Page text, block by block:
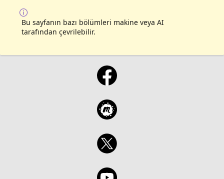
Bu sayfanın bazı bölümleri makine veya AI
tarafından çevrilebilir.